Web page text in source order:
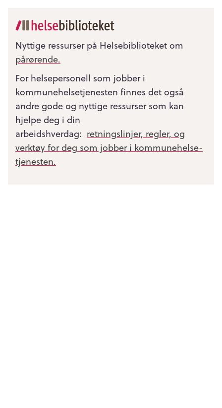
Nyttige ressurser på Helsebiblioteket om
pårørende.
For helsepersonell som jobber i
kommunehelsetjenesten finnes det også
andre gode og nyttige ressurser som kan
hjelpe deg i din
arbeidshverdag: retningslinjer, regler, og
verktøy for deg som jobber i kommunehelse­
tjenesten.